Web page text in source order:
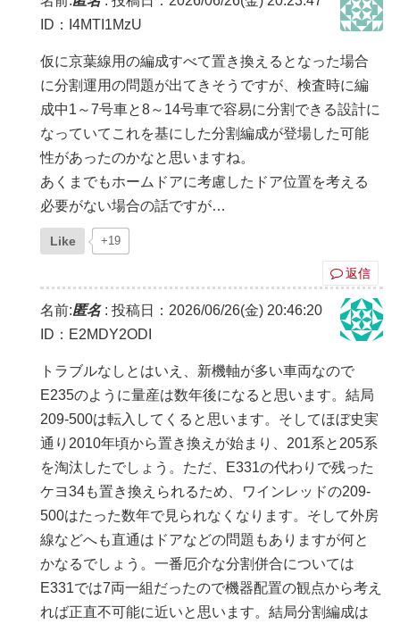
ID：I4MTI1MzU
仮に京葉線用の編成すべて置き換えるとなった場合
に分割運用の問題が出てきそうですが、検査時に編
成中1～7号車と8～14号車で容易に分割できる設計に
なっていてこれを基にした分割編成が登場した可能
性があったのかなと思いますね。
あくまでもホームドアに考慮したドア位置を考える
必要がない場合の話ですが…
Like +19
返信
名前:匿名: 投稿日：2026/06/26(金) 20:46:20
ID：E2MDY2ODI
トラブルなしとはいえ、新機軸が多い車両なので
E235のように量産は数年後になると思います。結局
209-500は転入してくると思います。そしてほぼ史実
通り2010年頃から置き換えが始まり、201系と205系
を淘汰したでしょう。ただ、E331の代わりで残った
ケヨ34も置き換えられるため、ワインレッドの209-
500はたった数年で見られなくなります。そして外房
線などへも直通はドアなどの問題もありますが何と
かなるでしょう。一番厄介な分割併合については
E331では7両一組だったので機器配置の観点から考え
れば正直不可能に近いと思います。結局分割編成は